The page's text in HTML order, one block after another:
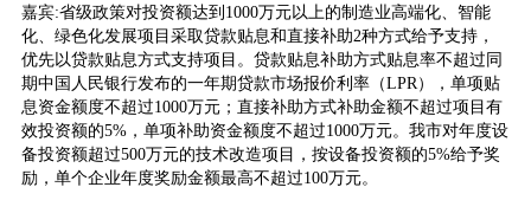
嘉宾:省级政策对投资额达到1000万元以上的制造业高端化、智能
化、绿色化发展项目采取贷款贴息和直接补助2种方式给予支持，
优先以贷款贴息方式支持项目。贷款贴息补助方式贴息率不超过同
期中国人民银行发布的一年期贷款市场报价利率（LPR），单项贴
息资金额度不超过1000万元；直接补助方式补助金额不超过项目有
效投资额的5%，单项补助资金额度不超过1000万元。我市对年度设
备投资额超过500万元的技术改造项目，按设备投资额的5%给予奖
励，单个企业年度奖励金额最高不超过100万元。